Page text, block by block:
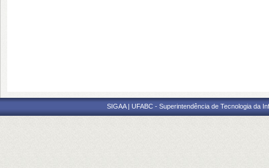
SIGAA | UFABC - Superintendência de Tecnologia da